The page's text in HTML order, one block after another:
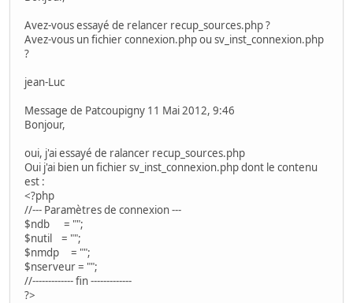
Avez-vous essayé de relancer recup_sources.php ?
Avez-vous un fichier connexion.php ou sv_inst_connexion.php
?
jean-Luc
Message de Patcoupigny 11 Mai 2012, 9:46
Bonjour,
oui, j'ai essayé de ralancer recup_sources.php
Oui j'ai bien un fichier sv_inst_connexion.php dont le contenu
est :
<?php
//--- Paramètres de connexion ---
$ndb = "";
$nutil = "";
$nmdp = "";
$nserveur = "";
//------------- fin -------------
?>